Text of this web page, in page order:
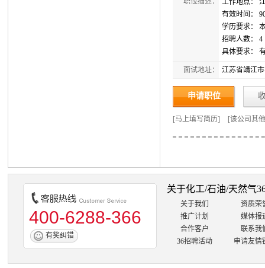
有效时间：
学历要求：
招聘人数： 4
具体要求：
面试地址： 江苏省靖江
申请职位
[马上填写简历] [该公司其
400-6288-366
有奖纠错
关于化工/石油/天然气
关于我们
资质荣
推广计划
媒体报
合作客户
联系我
36招聘活动
申请友情